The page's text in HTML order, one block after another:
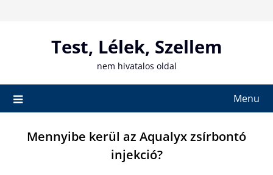
Test, Lélek, Szellem
nem hivatalos oldal
Menu
Mennyibe kerül az Aqualyx zsírbontó
injekció?